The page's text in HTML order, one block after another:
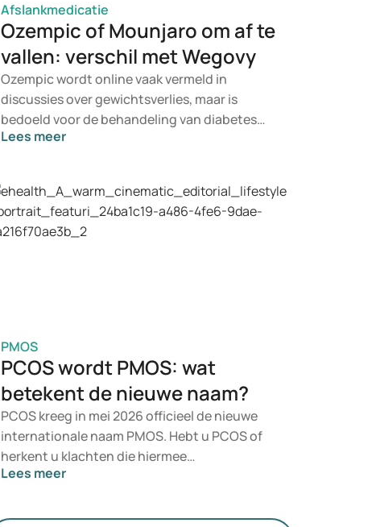
Afslankmedicatie
Ozempic of Mounjaro om af te
vallen: verschil met Wegovy
Ozempic wordt online vaak vermeld in
discussies over gewichtsverlies, maar is
bedoeld voor de behandeling van diabetes
type 2. Indien u op zoek bent naar een
Wegovy in aanmerking. Welke behandeling
voor u geschikt is, wordt door een arts
beoordeeld op basis van uw
Lees meer
PMOS
PCOS wordt PMOS: wat
betekent de nieuwe naam?
PCOS kreeg in mei 2026 officieel de nieuwe
internationale naam PMOS. Hebt u PCOS of
herkent u klachten die hiermee
overeenkomen? Medisch gezien verandert er
meer nadruk op hormonen, stofwisseling en
Lees meer